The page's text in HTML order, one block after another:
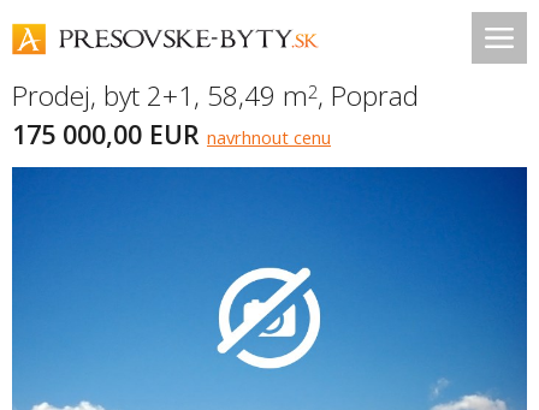
Prodej, byt 2+1, 58,49 m2, Poprad
175 000,00 EUR navrhnout cenu